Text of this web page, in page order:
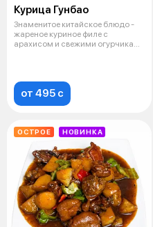
Курица Гунбао
Знаменитое китайское блюдо -
жареное куриное филе с
арахисом и свежими огурчиками
от 495 c
ОСТРОЕ НОВИНКА